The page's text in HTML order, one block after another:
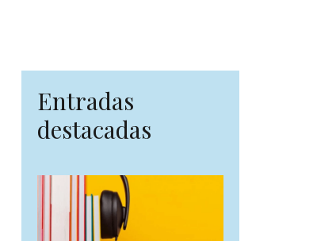
Entradas
destacadas